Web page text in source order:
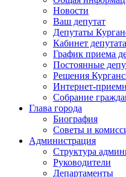
Новости
Ваш депутат
Депутаты
Кабинет депутата
График приема
Постоянные
Решения
Интернет-
Собрание
Глава города
Биография
Советы и
Администрация
Структура
Руководители
Департаменты